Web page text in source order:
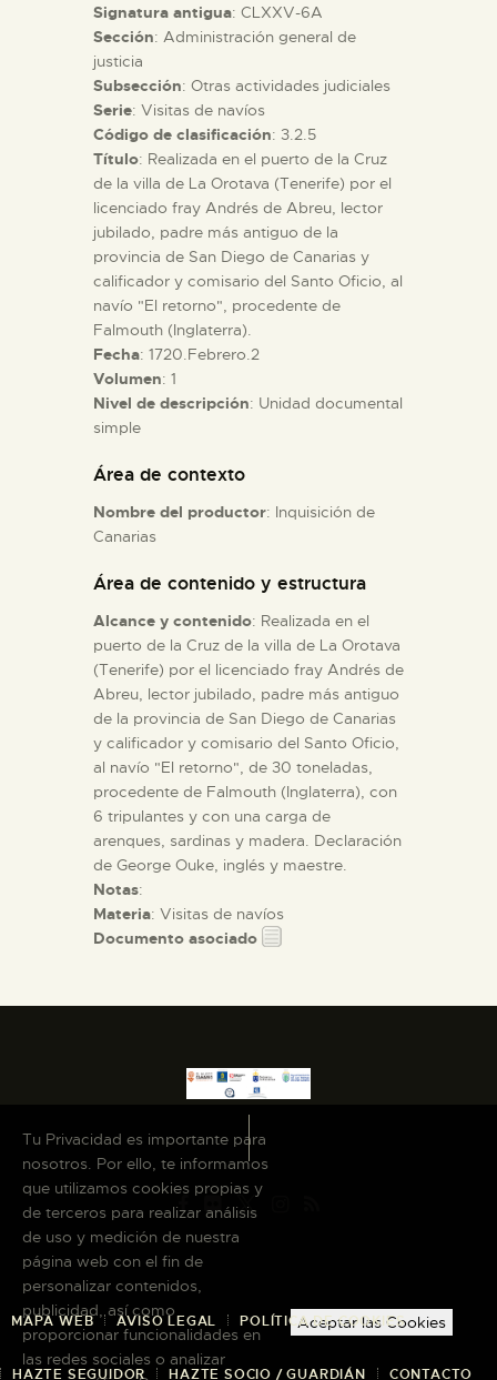
PREPARAR LA VISITA
ACTIVIDADES
█
EL MUSEO
COLECCIONES
DIDÁCTICA
ESPAÑOL
Signatura antigua: CLXXV-6A
Sección: Administración general de
justicia
Subsección: Otras actividades judiciales
Serie: Visitas de navíos
Código de clasificación: 3.2.5
Título: Realizada en el puerto de la Cruz
de la villa de La Orotava (Tenerife) por el
licenciado fray Andrés de Abreu, lector
jubilado, padre más antiguo de la
provincia de San Diego de Canarias y
calificador y comisario del Santo Oficio, al
navío "El retorno", procedente de
Falmouth (Inglaterra).
Fecha: 1720.Febrero.2
Volumen: 1
Nivel de descripción: Unidad documental
simple
Área de contexto
Nombre del productor: Inquisición de
Canarias
Área de contenido y estructura
Alcance y contenido: Realizada en el
puerto de la Cruz de la villa de La Orotava
(Tenerife) por el licenciado fray Andrés de
Abreu, lector jubilado, padre más antiguo
de la provincia de San Diego de Canarias
y calificador y comisario del Santo Oficio,
al navío "El retorno", de 30 toneladas,
procedente de Falmouth (Inglaterra), con
6 tripulantes y con una carga de
arenques, sardinas y madera. Declaración
de George Ouke, inglés y maestre.
Notas:
Materia: Visitas de navíos
Documento asociado
MAPA WEB AVISO LEGAL POLÍTICA DE COOKIES
HAZTE SEGUIDOR HAZTE SOCIO / GUARDIÁN CONTACTO
Tu Privacidad es importante para
nosotros. Por ello, te informamos
que utilizamos cookies propias y
de terceros para realizar análisis
de uso y medición de nuestra
página web con el fin de
personalizar contenidos,
publicidad, así como
proporcionar funcionalidades en
las redes sociales o analizar
Aceptar las Cookies